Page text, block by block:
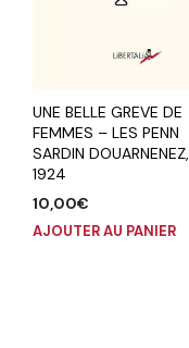
UNE BELLE GREVE DE
FEMMES – LES PENN
SARDIN DOUARNENEZ,
1924
10,00€
AJOUTER AU PANIER